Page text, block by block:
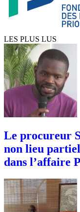
LES PLUS LUS
Le procureur
non lieu
dans l’affaire